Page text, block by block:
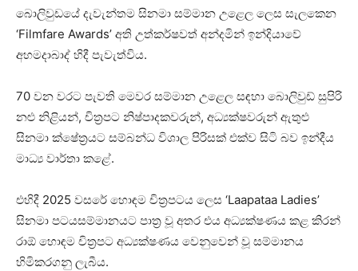
බොලිවුඩයේ දැවැන්තම සිනමා සම්මාන උළෙල ලෙස සැලකෙන
‘Filmfare Awards’ අති උත්කර්ෂවත් අන්දමින් ඉන්දියාවේ
අහමදාබාද් හිදී පැවැත්විය.
70 වන වරට පැවති මෙවර සම්මාන උළෙල සඳහා බොලිවුඩ් සුපිරි
නළු නිළියන්, චිත්‍රපට නිෂ්පාදකවරුන්, අධ්‍යක්ෂවරුන් ඇතුළු
සිනමා ක්ෂේත්‍රයට සම්බන්ධ විශාල පිරිසක් එක්ව සිටි බව ඉන්දීය
මාධ්‍ය වාර්තා කළේ.
එහිදී 2025 වසරේ හොඳම චිත්‍රපටය ලෙස ‘Laapataa Ladies’
සිනමා පටයසම්මානයට පාත්‍ර වූ අතර එය අධ්‍යක්ෂණය කළ කිරන්
රාඕ හොඳම චිත්‍රපට අධ්‍යක්ෂණය වෙනුවෙන් වූ සම්මානය
හිමිකරගනු ලැබීය.